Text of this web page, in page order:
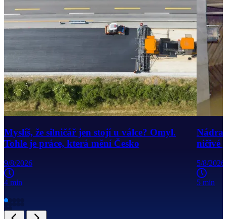
Myslíš, že silničář jen stojí u válce? Omyl.
Tohle je práce, která mění Česko
9/8/2026
4 min
ničivé
5/8/2026
5 min